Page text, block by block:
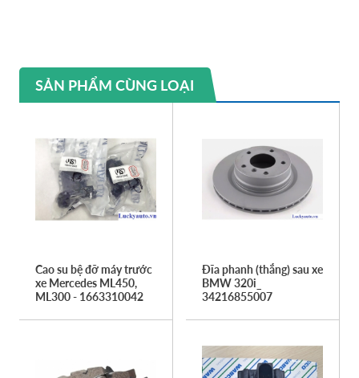
SẢN PHẨM CÙNG LOẠI
Cao su bệ đỡ máy trước
xe Mercedes ML450,
ML300 - 1663310042
Đĩa phanh (thắng) sau xe
BMW 320i_
34216855007